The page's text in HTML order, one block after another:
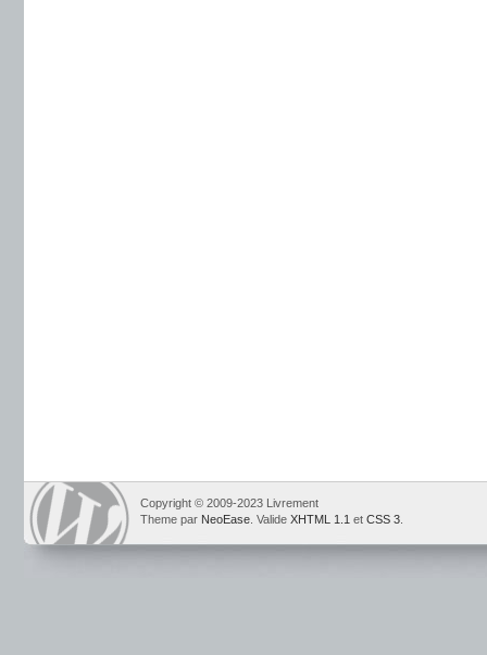
Copyright © 2009-2023 Livrement
Theme par NeoEase . Valide XHTML 1.1 et CSS 3